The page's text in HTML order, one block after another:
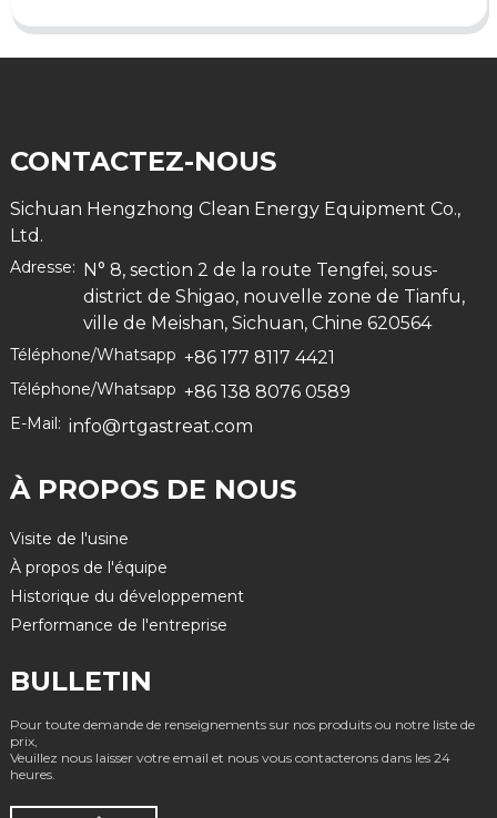
CONTACTEZ-NOUS
Sichuan Hengzhong Clean Energy Equipment Co.,
Ltd.
Adresse: N° 8, section 2 de la route Tengfei, sous-
district de Shigao, nouvelle zone de Tianfu,
ville de Meishan, Sichuan, Chine 620564
Téléphone/Whatsapp +86 177 8117 4421
Téléphone/Whatsapp +86 138 8076 0589
E-Mail: info@rtgastreat.com
À PROPOS DE NOUS
Visite de l'usine
À propos de l'équipe
Historique du développement
Performance de l'entreprise
BULLETIN
Pour toute demande de renseignements sur nos produits ou notre liste de
prix,
Veuillez nous laisser votre email et nous vous contacterons dans les 24
heures.